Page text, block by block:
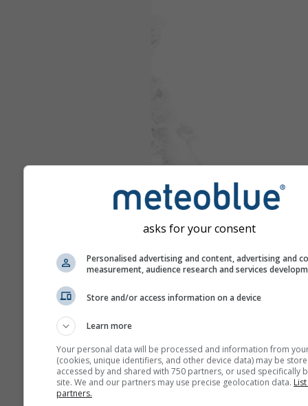
asks for your consent
Personalised advertising and content, advertising and
measurement, audience research and services
Store and/or access information on a device
Learn more
Your personal data will be processed and information from
(cookies, unique identifiers, and other device data) may be
accessed by and shared with 750 partners, or used specifically
site. We and our partners may use precise geolocation data.
partners.